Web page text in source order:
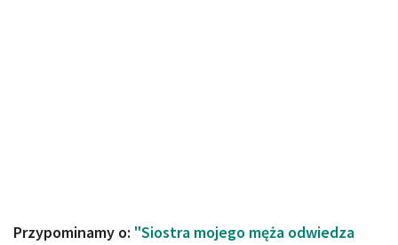
Przypominamy o: "Siostra mojego męża odwiedza